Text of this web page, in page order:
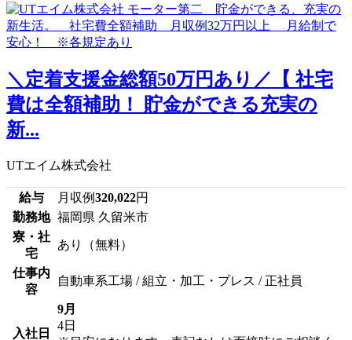
＼定着支援金総額50万円あり／【 社宅
費は全額補助！ 貯金ができる充実の
新...
UTエイム株式会社
給与 月収例320,022円
勤務地 福岡県 久留米市
寮・社
宅
あり（無料）
仕事内
容
自動車系工場 / 組立・加工・プレス / 正社員
入社日
9月
4日